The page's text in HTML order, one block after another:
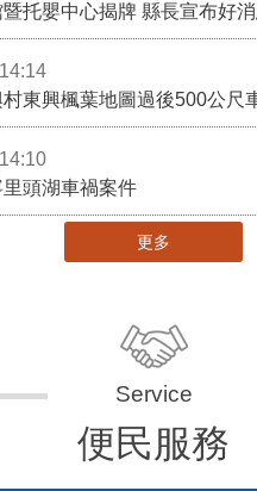
東興楓葉地圖過後500公尺
頭湖車禍案件
更多
便民服務